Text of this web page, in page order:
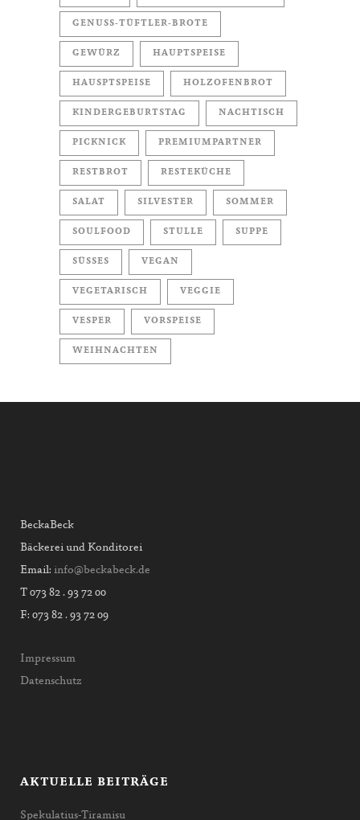
GENUSS-TÜFTLER-BROTE
GEWÜRZ HAUPTSPEISE
HAUSPTSPEISE HOLZOFENBROT
KINDERGEBURTSTAG NACHTISCH
PICKNICK PREMIUMPARTNER
RESTBROT RESTEKÜCHE
SALAT SILVESTER SOMMER
SOULFOOD STULLE SUPPE
SÜSSES VEGAN
VEGETARISCH VEGGIE
VESPER VORSPEISE
WEIHNACHTEN
BeckaBeck
Bäckerei und Konditorei
Email: info@beckabeck.de
T 073 82 . 93 72 00
F: 073 82 . 93 72 09
Impressum
Datenschutz
AKTUELLE BEITRÄGE
Spekulatius-Tiramisu